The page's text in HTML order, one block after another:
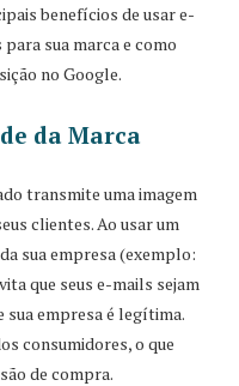
benefícios de usar e-
sua marca e como
no Google.
da Marca
transmite uma imagem
clientes. Ao usar um
sua empresa (exemplo:
que seus e-mails sejam
sua empresa é legítima.
consumidores, o que
de compra.